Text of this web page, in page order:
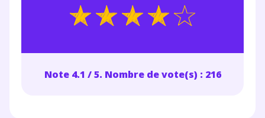
Note 4.1 / 5. Nombre de vote(s) : 216
désinscription présent dans chaque newsletter. Pour
en savoir plus sur la gestion de vos données